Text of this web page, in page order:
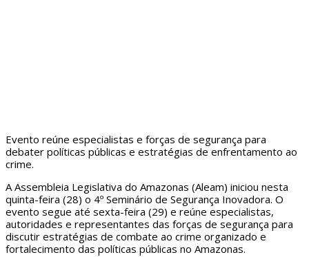
Evento reúne especialistas e forças de segurança para
debater políticas públicas e estratégias de enfrentamento ao
crime.
A Assembleia Legislativa do Amazonas (Aleam) iniciou nesta
quinta-feira (28) o 4º Seminário de Segurança Inovadora. O
evento segue até sexta-feira (29) e reúne especialistas,
autoridades e representantes das forças de segurança para
discutir estratégias de combate ao crime organizado e
fortalecimento das políticas públicas no Amazonas.